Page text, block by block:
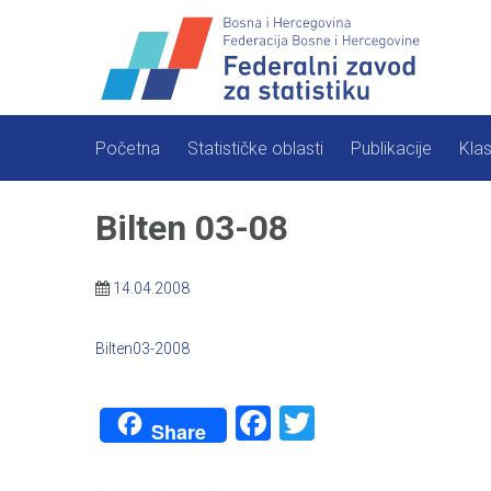
Početna Statističke oblasti Publikacije
Bilten 03-08
14.04.2008
Bilten03-2008
Share Facebook